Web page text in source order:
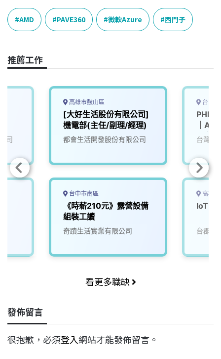
c
e
b
o
k
e
r
e
a
k
n
p
y
L
k
AMD PAVE360 微軟Azure 西門子
推薦工作
司
高雄市鼓山區
[大好生活股份有限公司]
機電部(主任/副理/經理)
都會生活開發股份有限公司
台中市南區
《時薪210元》露營設備
組裝工讀
奇蹟生活實業有限公司
台中
PHP
｜AI
平台
台灣心
高雄
IoT
台郡科
看更多職缺
發佈留言
很抱歉，必須登入網站才能發佈留言。